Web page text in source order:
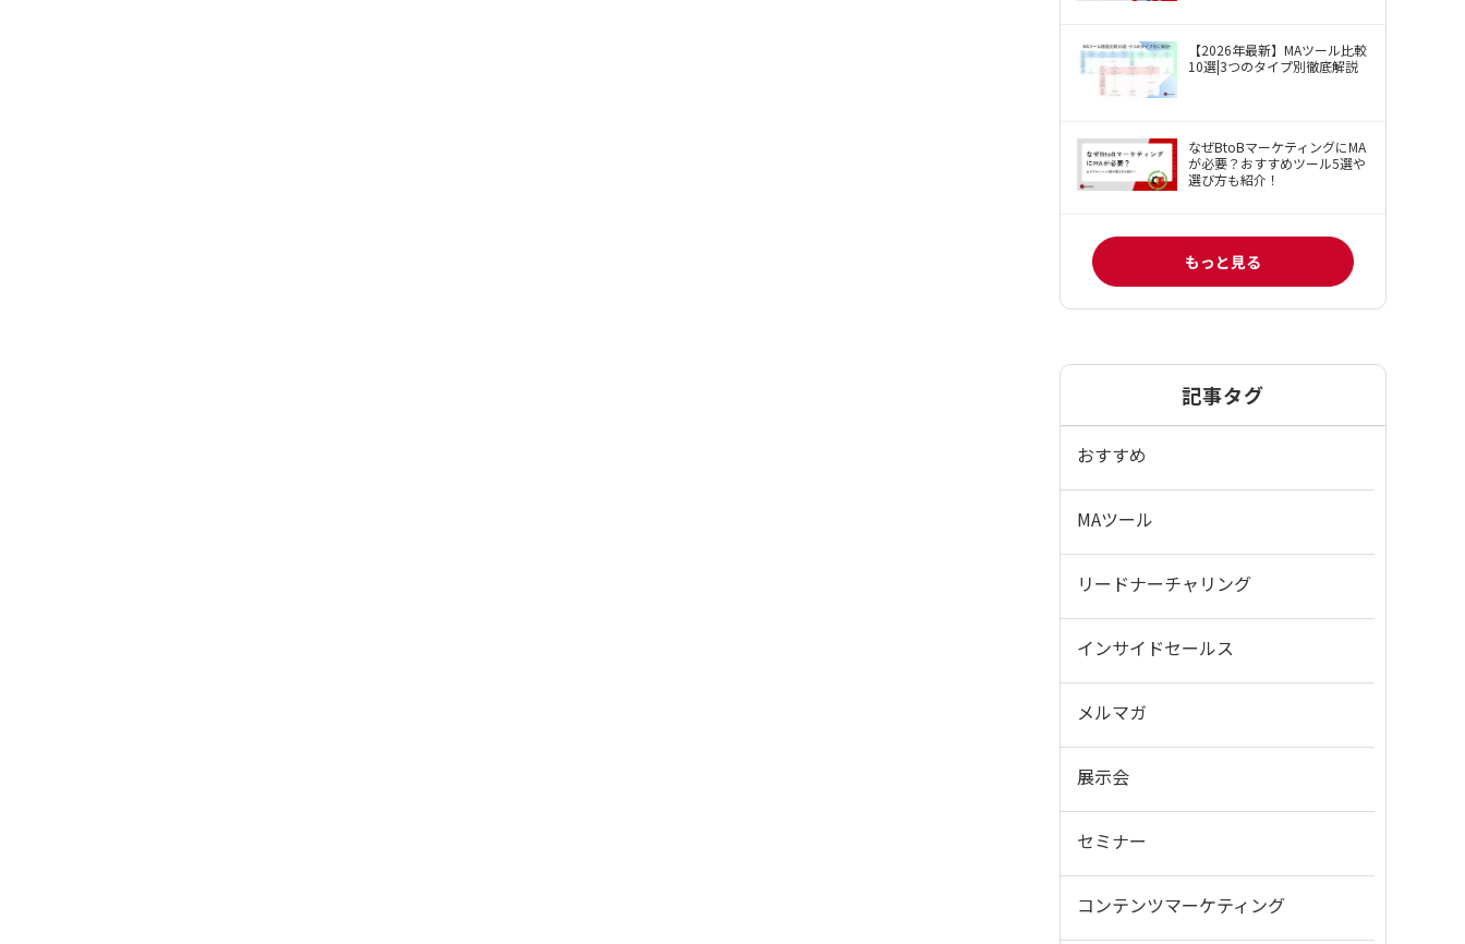
【2026年最新】MAツール比較
10選|3つのタイプ別徹底解説
なぜBtoBマーケティングにMA
が必要？おすすめツール5選や
選び方も紹介！
もっと見る
記事タグ
おすすめ
MAツール
リードナーチャリング
インサイドセールス
メルマガ
展示会
セミナー
コンテンツマーケティング